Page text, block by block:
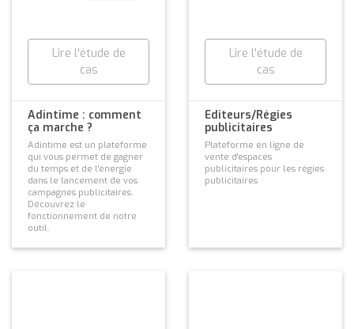
Lire l'étude de
cas
Adintime : comment
ça marche ?
Adintime est un plateforme
qui vous permet de gagner
du temps et de l'énergie
dans le lancement de vos
campagnes publicitaires.
Découvrez le
fonctionnement de notre
outil.
Lire l'étude de
cas
Editeurs/Régies
publicitaires
Plateforme en ligne de
vente d'espaces
publicitaires pour les régies
publicitaires